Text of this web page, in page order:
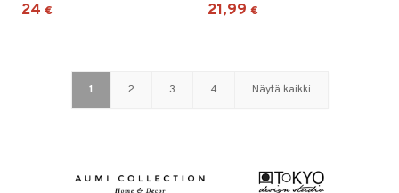
24 € 21,99 €
1 2 3 4 Näytä kaikki